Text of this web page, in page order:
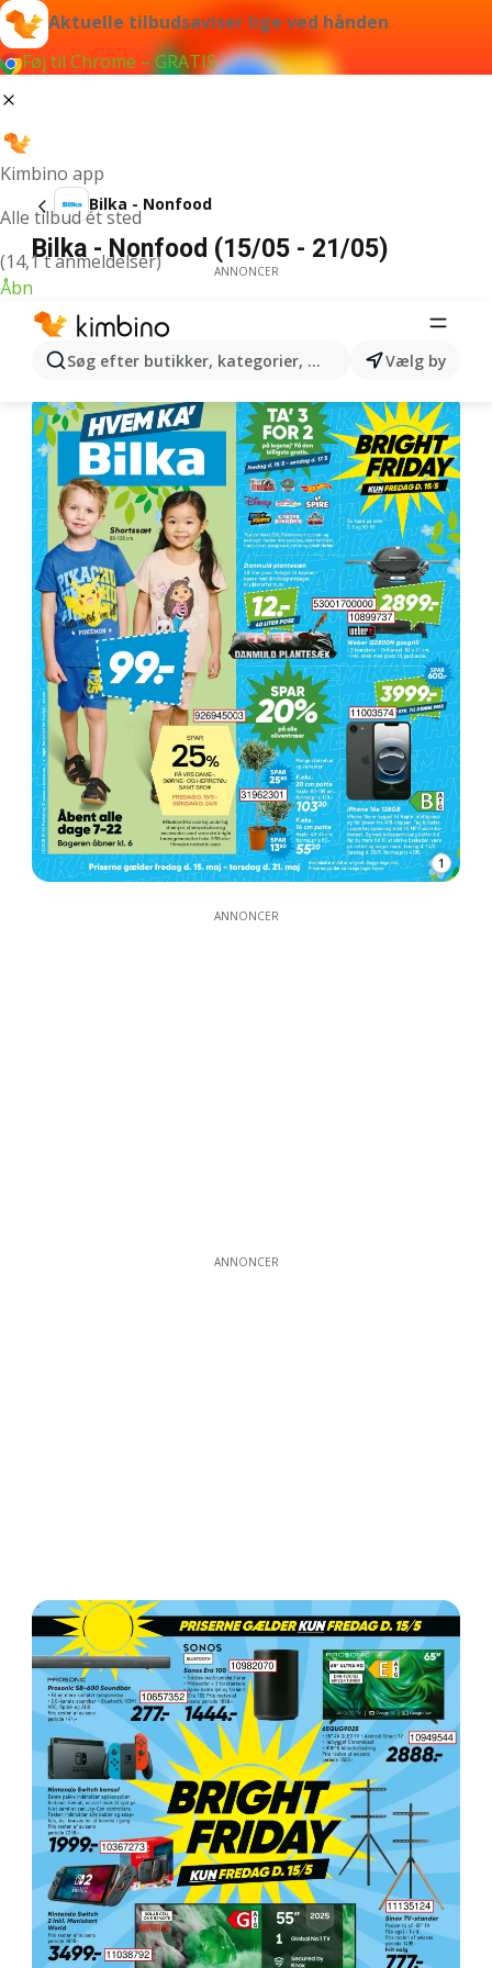
Aktuelle tilbudsaviser lige ved hånden
Føj til Chrome – GRATIS
Kimbino app
Alle tilbud ét sted
(14,1 t anmeldelser)
Åbn
Søg efter butikker, kategorier, produkter...Vælg by
Bilka - Nonfood
Bilka - Nonfood (15/05 - 21/05)
ANNONCER
1
ANNONCER
ANNONCER